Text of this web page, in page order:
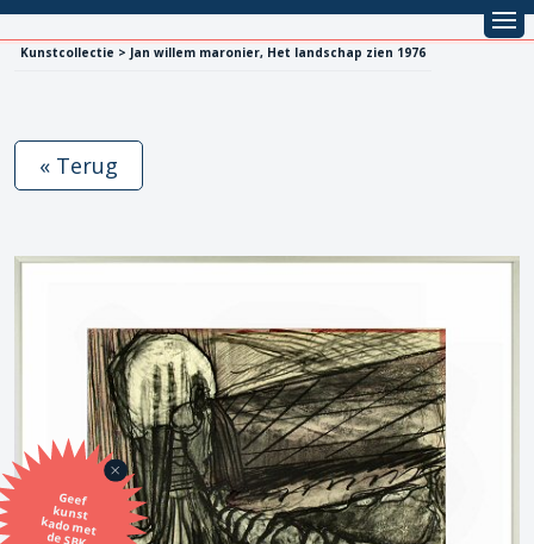
Kunstcollectie > Jan willem maronier, Het landschap zien 1976
Geef
kunst
kado met
de SBK
« Terug